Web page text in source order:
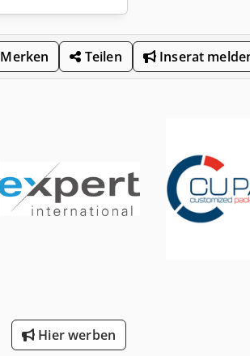
Merken Teilen Inserat
Hier werben